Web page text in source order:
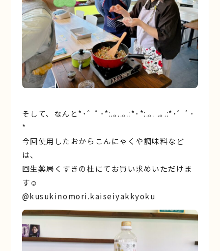
そして、なんと*･゜ﾟ･*:.｡..｡.:*･*:.｡. .｡.:*･゜ﾟ･
*
今回使用したおからこんにゃくや調味料など
は、
回生薬局くすきの杜にてお買い求めいただけま
す☺︎
@kusukinomori.kaiseiyakkyoku